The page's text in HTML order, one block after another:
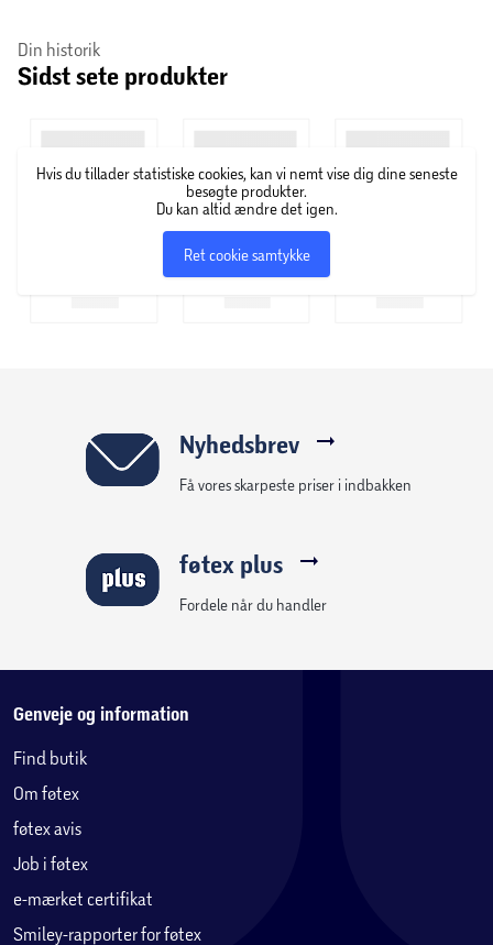
Specifikationer
Materiale: robust plast
Let og nem at håndtere
Din historik
Sidst sete produkter
Hvis du tillader statistiske cookies, kan vi nemt vise dig dine seneste
besøgte produkter.
Du kan altid ændre det igen.
Ret cookie samtykke
Nyhedsbrev
Få vores skarpeste priser i indbakken
føtex plus
Fordele når du handler
Genveje og information
Find butik
Om føtex
føtex avis
Job i føtex
e-mærket certifikat
Smiley-rapporter for føtex